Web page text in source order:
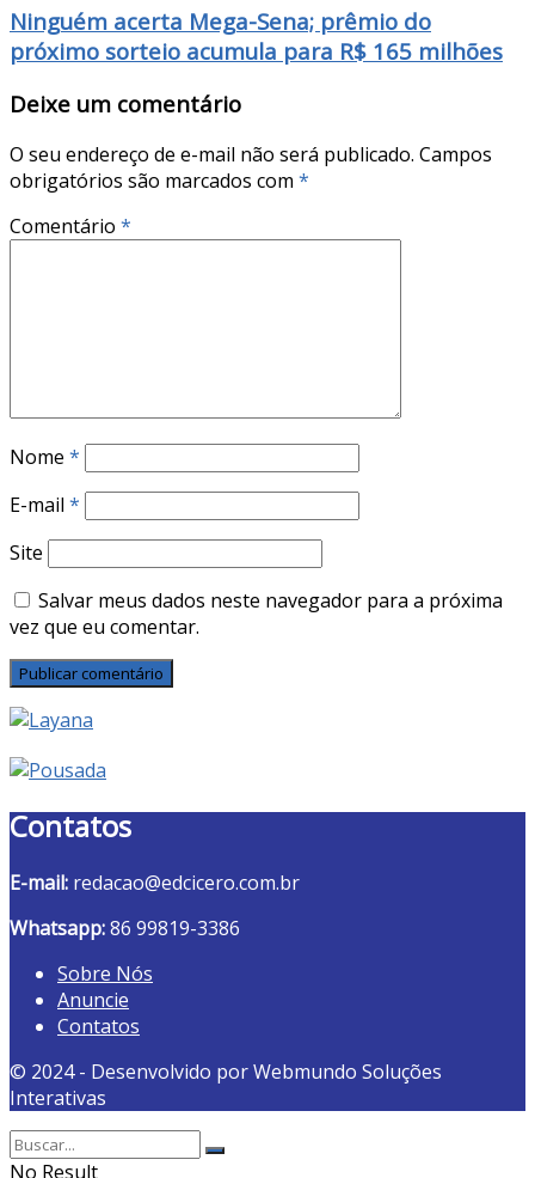
Ninguém acerta Mega-Sena; prêmio do
próximo sorteio acumula para R$ 165 milhões
Deixe um comentário
O seu endereço de e-mail não será publicado. Campos
obrigatórios são marcados com *
Comentário *
Nome *
E-mail *
Site
Salvar meus dados neste navegador para a próxima
vez que eu comentar.
Contatos
E-mail: redacao@edcicero.com.br
Whatsapp:86 99819-3386
Sobre Nós
Anuncie
Contatos
© 2024 - Desenvolvido por Webmundo Soluções
Interativas
No Result